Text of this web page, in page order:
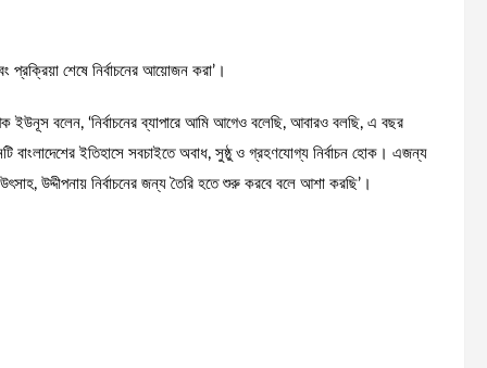
প্রক্রিয়া শেষে নির্বাচনের আয়োজন করা’।
ইউনূস বলেন, ‘নির্বাচনের ব্যাপারে আমি আগেও বলেছি, আবারও বলছি, এ বছর
বাংলাদেশের ইতিহাসে সবচাইতে অবাধ, সুষ্ঠু ও গ্রহণযোগ্য নির্বাচন হোক। এজন্য
উদ্দীপনায় নির্বাচনের জন্য তৈরি হতে শুরু করবে বলে আশা করছি’।